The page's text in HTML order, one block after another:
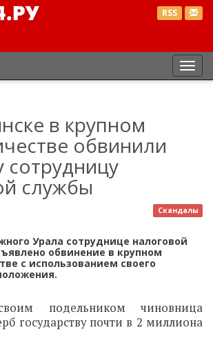
RSS
в крупном
обвинили
службы
Скандалы
Урала сотруднице налоговой
обвинение в крупном
с использованием своего
подельником чиновница
государству почти в 2 миллиона